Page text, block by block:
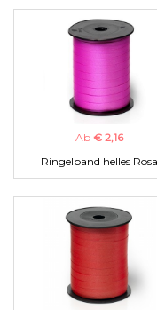
Ab € 2,16
Ringelband helles Rosa